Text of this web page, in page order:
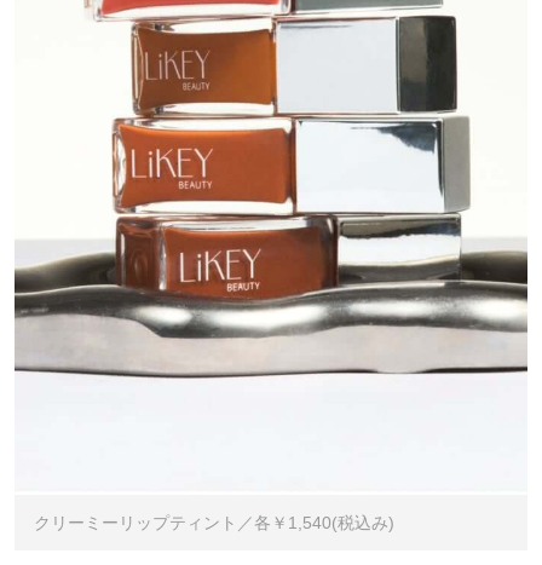
クリーミーリップティント／各￥1,540(税込み)